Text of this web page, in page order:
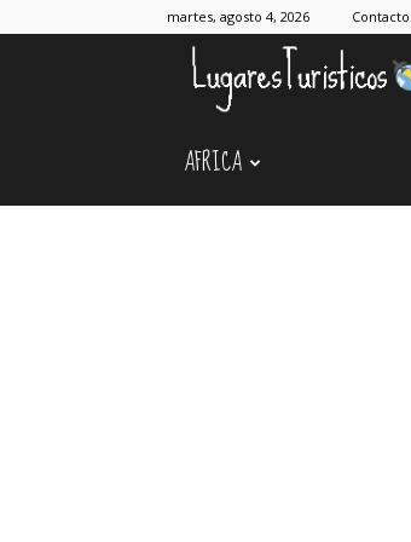
martes, agosto 4, 2026 Contacto
AFRICA